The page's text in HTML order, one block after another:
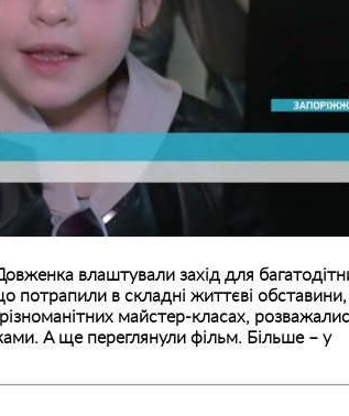
влаштували захід для
потрапили в складні життєві
майстер-класах,
А ще переглянули фільм. Більше – у